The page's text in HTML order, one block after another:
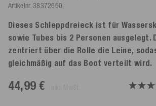
Artikelnr. 38372660
Dieses Schleppdreieck ist für
sowie Tubes bis 2 Personen ausgelegt.
zentriert über die Rolle die Leine,
gleichmäßig auf das Boot verteilt wird.
44,99 €